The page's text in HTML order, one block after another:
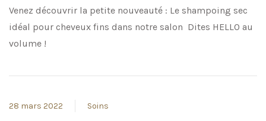
Venez découvrir la petite nouveauté : Le shampoing sec
idéal pour cheveux fins dans notre salon Dites HELLO au
volume !
28 mars 2022 Soins